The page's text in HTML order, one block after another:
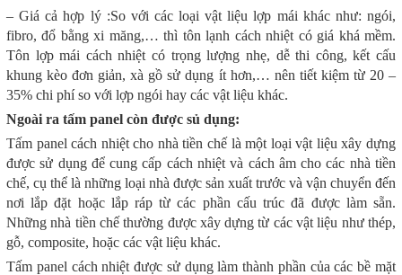
– Giá cả hợp lý :So với các loại vật liệu lợp mái khác như: ngói,
fibro, đổ bằng xi măng,… thì tôn lạnh cách nhiệt có giá khá mềm.
Tôn lợp mái cách nhiệt có trọng lượng nhẹ, dễ thi công, kết cấu
khung kèo đơn giản, xà gồ sử dụng ít hơn,… nên tiết kiệm từ 20 –
35% chi phí so với lợp ngói hay các vật liệu khác.
Ngoài ra tấm panel còn được sủ dụng:
Tấm panel cách nhiệt cho nhà tiền chế là một loại vật liệu xây dựng
được sử dụng để cung cấp cách nhiệt và cách âm cho các nhà tiền
chế, cụ thể là những loại nhà được sản xuất trước và vận chuyển đến
nơi lắp đặt hoặc lắp ráp từ các phần cấu trúc đã được làm sẵn.
Những nhà tiền chế thường được xây dựng từ các vật liệu như thép,
gỗ, composite, hoặc các vật liệu khác.
Tấm panel cách nhiệt được sử dụng làm thành phần của các bề mặt